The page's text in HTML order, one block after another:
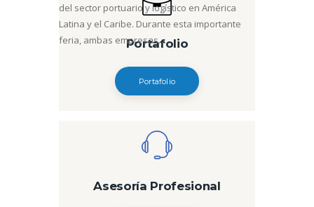
del sector portuario y logístico en América
Latina y el Caribe. Durante esta importante
feria, ambas empresas…
Portafolio
Portafolio
Asesoría Profesional